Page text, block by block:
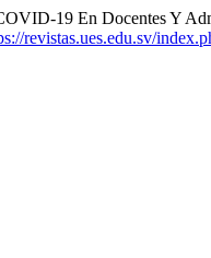
19 En Docentes Y
revistas.ues.edu.sv/